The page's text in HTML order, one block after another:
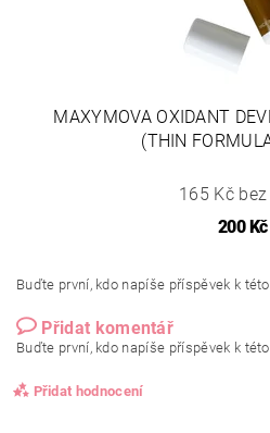
MAXYMOVA OXIDANT
(THIN
165 Kč bez
200 Kč
Buďte první, kdo napíše příspěvek k
Přidat komentář
Buďte první, kdo napíše příspěvek k
Přidat hodnocení